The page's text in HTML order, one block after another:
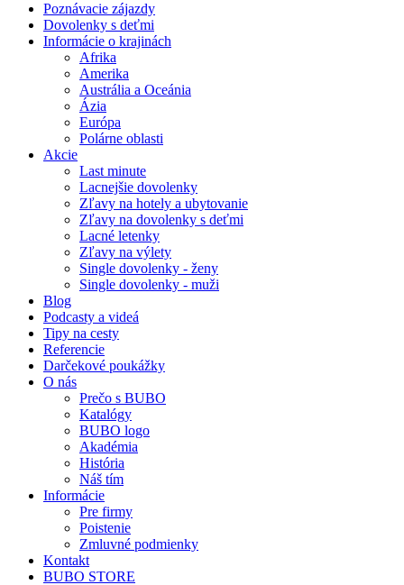
Poznávacie zájazdy
Dovolenky s deťmi
Informácie o krajinách
Afrika
Amerika
Austrália a Oceánia
Ázia
Európa
Polárne oblasti
Akcie
Last minute
Lacnejšie dovolenky
Zľavy na hotely a ubytovanie
Zľavy na dovolenky s deťmi
Lacné letenky
Zľavy na výlety
Single dovolenky - ženy
Single dovolenky - muži
Blog
Podcasty a videá
Tipy na cesty
Referencie
Darčekové poukážky
O nás
Prečo s BUBO
Katalógy
BUBO logo
Akadémia
História
Náš tím
Informácie
Pre firmy
Poistenie
Zmluvné podmienky
Kontakt
BUBO STORE